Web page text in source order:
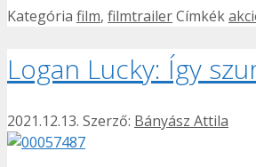
Kategória film, filmtrailerCímkék
Logan Lucky: Így
2021.12.13. Szerző: Bányász Attila